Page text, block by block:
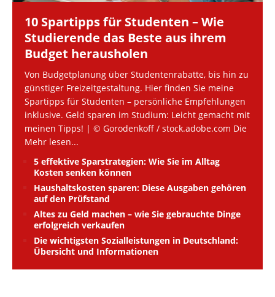
10 Spartipps für Studenten – Wie
Studierende das Beste aus ihrem
Budget herausholen
Von Budgetplanung über Studentenrabatte, bis hin zu
günstiger Freizeitgestaltung. Hier finden Sie meine
Spartipps für Studenten – persönliche Empfehlungen
inklusive. Geld sparen im Studium: Leicht gemacht mit
meinen Tipps! | © Gorodenkoff / stock.adobe.com Die
Mehr lesen...
5 effektive Sparstrategien: Wie Sie im Alltag
Kosten senken können
Haushaltskosten sparen: Diese Ausgaben gehören
auf den Prüfstand
Altes zu Geld machen – wie Sie gebrauchte Dinge
erfolgreich verkaufen
Die wichtigsten Sozialleistungen in Deutschland:
Übersicht und Informationen